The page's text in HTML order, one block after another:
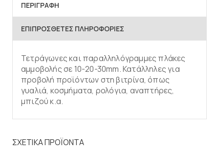
ΠΕΡΙΓΡΑΦΉ
ΕΠΙΠΡΌΣΘΕΤΕΣ ΠΛΗΡΟΦΟΡΊΕΣ
Τετράγωνες και παραλληλόγραμμες πλάκες
αμμοβολής σε 10-20-30mm. Κατάλληλες για
προβολή προϊόντων στη βιτρίνα, όπως
γυαλιά, κοσμήματα, ρολόγια, αναπτήρες,
μπιζού κ.α.
ΣΧΕΤΙΚΆ ΠΡΟΪΌΝΤΑ